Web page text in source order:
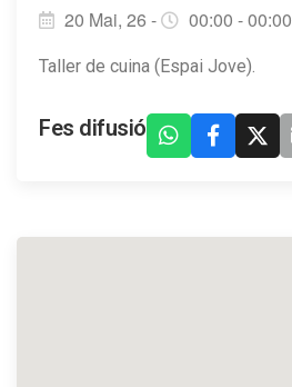
20 Mai, 26 - 00:00 - 00:00
Taller de cuina (Espai Jove).
Fes difusió